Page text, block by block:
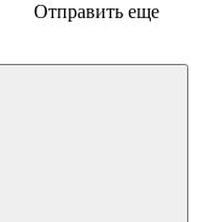
Отправить еще